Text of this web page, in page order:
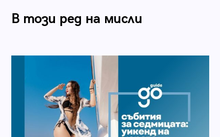
В този ред на мисли